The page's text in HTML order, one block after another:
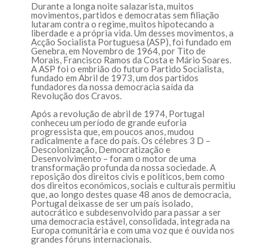
Durante a longa noite salazarista, muitos
movimentos, partidos e democratas sem filiação
lutaram contra o regime, muitos hipotecando a
liberdade e a própria vida. Um desses movimentos, a
Acção Socialista Portuguesa (ASP), foi fundado em
Genebra, em Novembro de 1964, por Tito de
Morais, Francisco Ramos da Costa e Mário Soares.
A ASP foi o embrião do futuro Partido Socialista,
fundado em Abril de 1973, um dos partidos
fundadores da nossa democracia saída da
Revolução dos Cravos.
Após a revolução de abril de 1974, Portugal
conheceu um período de grande euforia
progressista que, em poucos anos, mudou
radicalmente a face do país. Os célebres 3 D –
Descolonização, Democratização e
Desenvolvimento – foram o motor de uma
transformação profunda da nossa sociedade. A
reposição dos direitos civis e políticos, bem como
dos direitos económicos, sociais e culturais permitiu
que, ao longo destes quase 48 anos de democracia,
Portugal deixasse de ser um país isolado,
autocrático e subdesenvolvido para passar a ser
uma democracia estável, consolidada, integrada na
Europa comunitária e com uma voz que é ouvida nos
grandes fóruns internacionais.